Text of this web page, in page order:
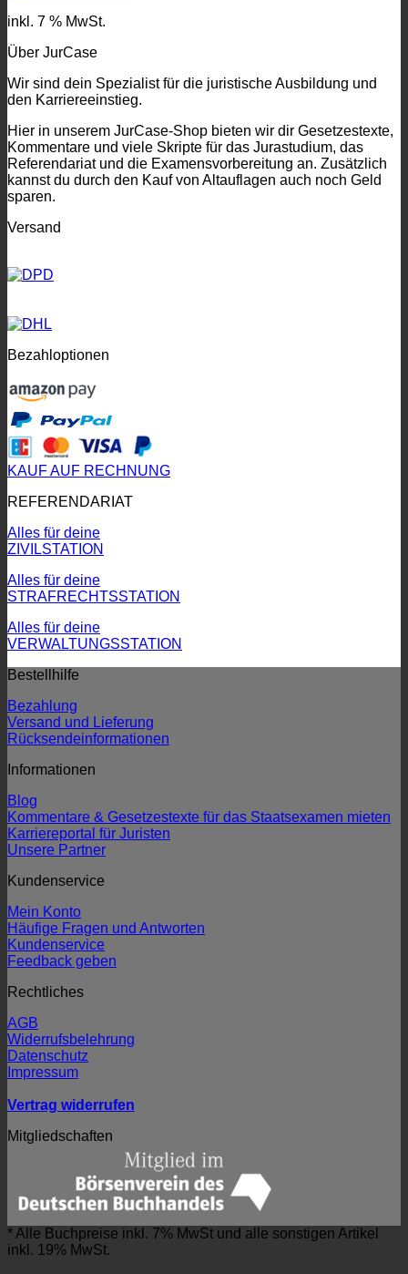
inkl. 7 % MwSt.
Über JurCase
Wir sind dein Spezialist für die juristische Ausbildung und
den Karriereeinstieg.
Hier in unserem JurCase-Shop bieten wir dir Gesetzestexte,
Kommentare und viele Skripte für das Jurastudium, das
Referendariat und die Examensvorbereitung an. Zusätzlich
kannst du durch den Kauf von Altauflagen auch noch Geld
sparen.
Versand
Bezahloptionen
KAUF AUF RECHNUNG
REFERENDARIAT
Alles für deine
ZIVILSTATION
Alles für deine
STRAFRECHTSSTATION
Alles für deine
VERWALTUNGSSTATION
Bestellhilfe
Bezahlung
Versand und Lieferung
Rücksendeinformationen
Informationen
Blog
Kommentare & Gesetzestexte für das Staatsexamen mieten
Karriereportal für Juristen
Unsere Partner
Kundenservice
Mein Konto
Häufige Fragen und Antworten
Kundenservice
Feedback geben
Rechtliches
AGB
Widerrufsbelehrung
Datenschutz
Impressum
Vertrag widerrufen
Mitgliedschaften
* Alle Buchpreise inkl. 7% MwSt und alle sonstigen Artikel
inkl. 19% MwSt.